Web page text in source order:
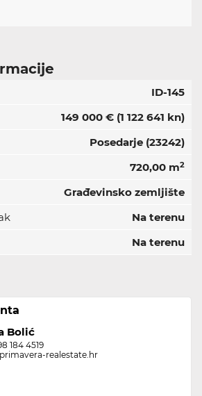
ID-145
149 000 € (1 122 641 kn)
Posedarje (23242)
720,00 m2
Građevinsko zemljište
Na terenu
Na terenu
Bolić
184 4519
realestate.hr